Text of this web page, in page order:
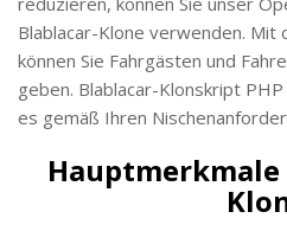
Blablacar-Klone verwenden. Mit
können Sie Fahrgästen und
geben. Blablacar-Klonskript
es gemäß Ihren
Hauptmerkmale